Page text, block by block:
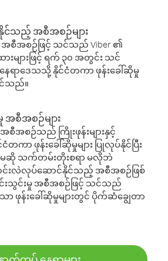
င်သည့် အစီအစဉ်များ
အစီအစဉ်ဖြင့် သင်သည် Viber ၏
များဖြင့် ရက် ၃၀ အတွင်း သင်
ရာဒေသသို့ နိုင်ငံတကာ ဖုန်းခေါ်ဆိုမှု
င်သည်။
အစီအစဉ်များ
စီအစဉ်သည် ကြိုးဖုန်းများနှင့်
တကာ ဖုန်းခေါ်ဆိုမှုများ ပြုလုပ်နိုင်ပြီး
ဆို သက်တမ်းတိုးစရာ မလိုဘဲ
င်းလဲလုပ်ဆောင်နိုင်သည့် အစီအစဉ်ဖြစ်
းသွင်းမှု အစီအစဉ်ဖြင့် သင်သည်
ာ ဖုန်းခေါ်ဆိုမှုများတွင် ပိုက်ဆံချွေတာ